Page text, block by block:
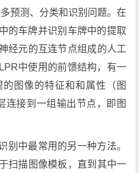
预测、分类和识别问题。在
的车牌并识别车牌中的提取
经元的互连节点组成的人工
中使用的前馈结构，有一
图像的特征和和属性（图
连接到一组输出节点，即图
别中最常用的另一种方法。
扫描图像模板，直到其中一